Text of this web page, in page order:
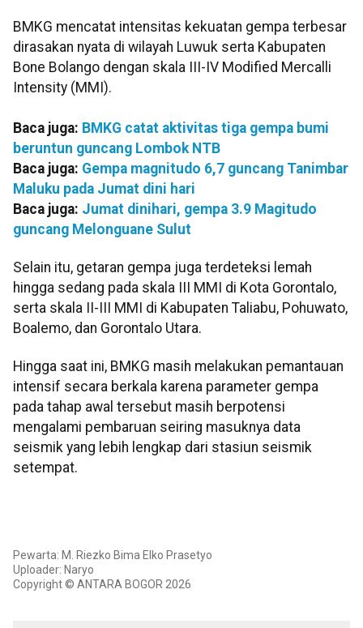
BMKG mencatat intensitas kekuatan gempa terbesar
dirasakan nyata di wilayah Luwuk serta Kabupaten
Bone Bolango dengan skala III-IV Modified Mercalli
Intensity (MMI).
Baca juga: BMKG catat aktivitas tiga gempa bumi
beruntun guncang Lombok NTB
Baca juga: Gempa magnitudo 6,7 guncang Tanimbar
Maluku pada Jumat dini hari
Baca juga: Jumat dinihari, gempa 3.9 Magitudo
guncang Melonguane Sulut
Selain itu, getaran gempa juga terdeteksi lemah
hingga sedang pada skala III MMI di Kota Gorontalo,
serta skala II-III MMI di Kabupaten Taliabu, Pohuwato,
Boalemo, dan Gorontalo Utara.
Hingga saat ini, BMKG masih melakukan pemantauan
intensif secara berkala karena parameter gempa
pada tahap awal tersebut masih berpotensi
mengalami pembaruan seiring masuknya data
seismik yang lebih lengkap dari stasiun seismik
setempat.
Pewarta: M. Riezko Bima Elko Prasetyo
Uploader: Naryo
Copyright © ANTARA BOGOR 2026